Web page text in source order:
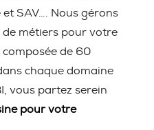
SAV…. Nous gérons
de métiers pour votre
de 60
chaque domaine
vous partez serein
pour votre